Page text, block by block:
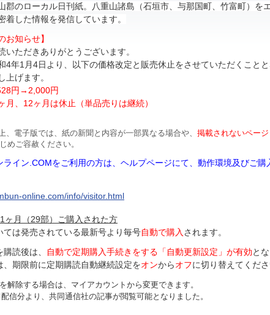
郡のローカル日刊紙。八重山諸島（石垣市、与那国町、竹富町）を
着した情報を発信しています。
お知らせ】
いただきありがとうございます。
4年1月4日より、以下の価格改定と販売休止をさせていただくこと
上げます。
円 →2,000円
月、 12ヶ月は休止（単品売りは継続）
、電子版では、紙の新聞と内容が一部異なる場合や、 掲載されないペー
めご容赦ください。
ライン.COMをご利用の方は、ヘルプページにて、動作環境及びご
online.com/info/visitor.html
月（29部）
ご購入された方
ては発売されている最新号より毎号自動で購入 されます。
読後は、 自動で定期購入手続きをする「自動更新設定」が有効と
、期限前に定期購読自動継続設定をオンからオフに切り替えてくださ
解除する場合は、マイアカウントから変更できます。
信分より、共同通信社の記事が閲覧可能となりました。